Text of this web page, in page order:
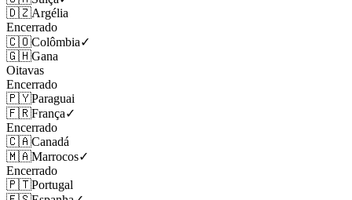
🇩🇿Argélia
Encerrado
🇨🇴Colômbia✓
🇬🇭Gana
Oitavas
Encerrado
🇵🇾Paraguai
🇫🇷França✓
Encerrado
🇨🇦Canadá
🇲🇦Marrocos✓
Encerrado
🇵🇹Portugal